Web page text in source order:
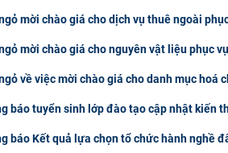
mời chào giá cho dịch vụ thuê ngoài
mời chào giá cho nguyên vật liệu phục
về việc mời chào giá cho danh mục hoá
báo tuyển sinh lớp đào tạo cập nhật kiến
báo Kết quả lựa chọn tổ chức hành nghề